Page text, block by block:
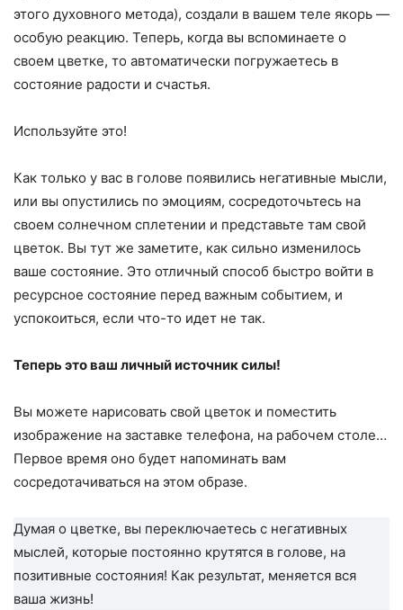
этого духовного метода), создали в вашем теле якорь —
особую реакцию. Теперь, когда вы вспоминаете о
своем цветке, то автоматически погружаетесь в
состояние радости и счастья.
Используйте это!
Как только у вас в голове появились негативные мысли,
или вы опустились по эмоциям, сосредоточьтесь на
своем солнечном сплетении и представьте там свой
цветок. Вы тут же заметите, как сильно изменилось
ваше состояние. Это отличный способ быстро войти в
ресурсное состояние перед важным событием, и
успокоиться, если что-то идет не так.
Теперь это ваш личный источник силы!
Вы можете нарисовать свой цветок и поместить
изображение на заставке телефона, на рабочем столе…
Первое время оно будет напоминать вам
сосредотачиваться на этом образе.
Думая о цветке, вы переключаетесь с негативных
мыслей, которые постоянно крутятся в голове, на
позитивные состояния! Как результат, меняется вся
ваша жизнь!